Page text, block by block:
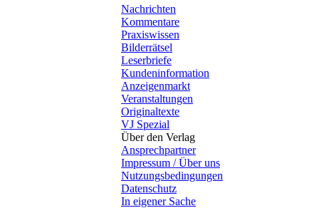
Nachrichten
Kommentare
Praxiswissen
Bilderrätsel
Leserbriefe
Kundeninformation
Anzeigenmarkt
Veranstaltungen
Originaltexte
VJ Spezial
Über den Verlag
Ansprechpartner
Impressum / Über uns
Nutzungsbedingungen
Datenschutz
In eigener Sache